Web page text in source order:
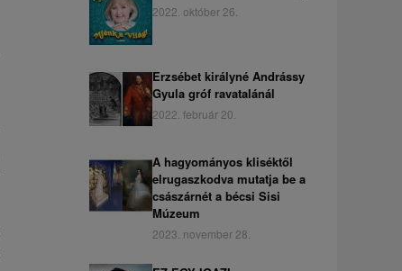
2022. október 26.
Erzsébet királyné Andrássy
Gyula gróf ravatalánál
2022. február 20.
A hagyományos kliséktől
elrugaszkodva mutatja be a
császárnét a bécsi Sisi
Múzeum
2023. november 28.